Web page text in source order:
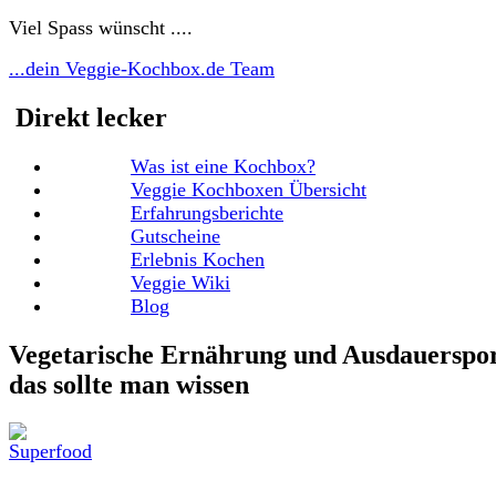
Viel Spass wünscht ....
...dein Veggie-Kochbox.de Team
Direkt lecker
Was ist eine Kochbox?
Veggie Kochboxen Übersicht
Erfahrungsberichte
Gutscheine
Erlebnis Kochen
Veggie Wiki
Blog
Vegetarische Ernährung und
das sollte man wissen